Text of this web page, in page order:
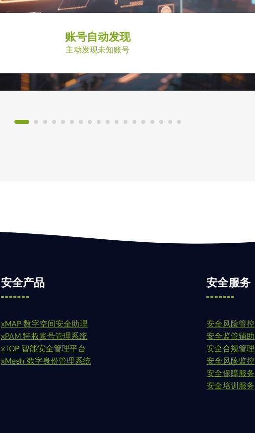
账号自动发现
主动发现未知账号
安全产品
xMAP 数字空间安全助理
xPAM 特权账号管理系统
xTOP 智能安全管理平台
xMesh 数字身份管理系统
安全服务
安全风险管控
安全监管辅助
安全合规管理
安全风险监控
安全保障服务
安全培训服务